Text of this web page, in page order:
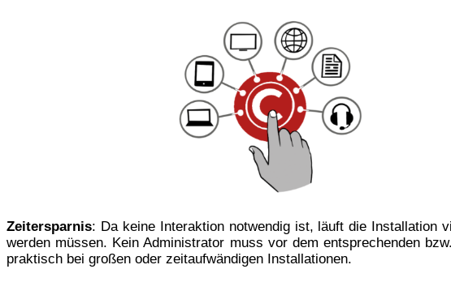
Zeitersparnis: Da keine Interaktion notwendig ist, läuft die Installation
werden müssen. Kein Administrator muss vor dem entsprechenden
praktisch bei großen oder zeitaufwändigen Installationen.